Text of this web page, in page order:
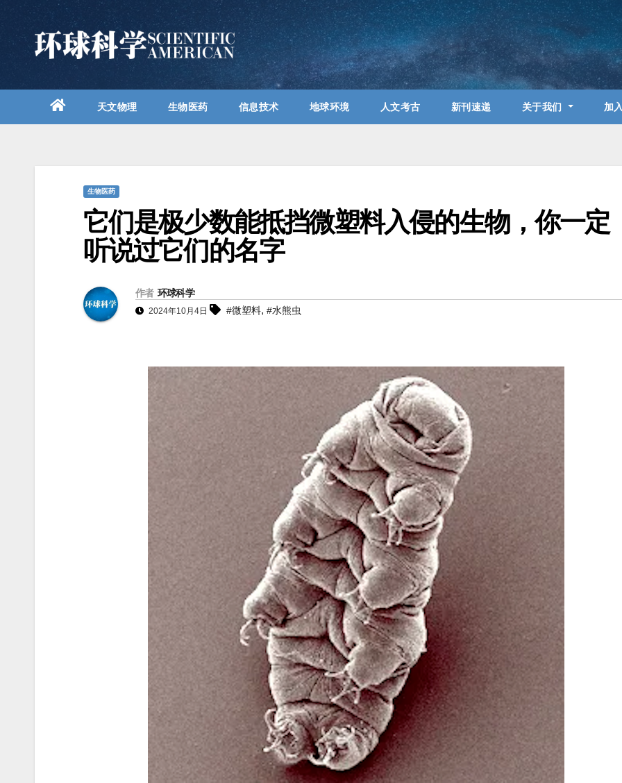
天文物理 生物医药 信息技术 地球环境 人文考古 新刊速递 关于我们 加
生物医药
它们是极少数能抵挡微塑料入侵的生物，你一定
听说过它们的名字
作者 环球科学
2024年10月4日 #微塑料, #水熊虫